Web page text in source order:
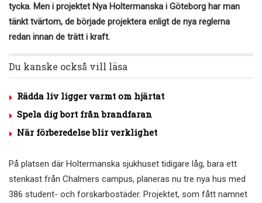
tycka. Men i projektet Nya Holtermanska i Göteborg har man
tänkt tvärtom, de började projektera enligt de nya reglerna
redan innan de trätt i kraft.
Du kanske också vill läsa
Rädda liv ligger varmt om hjärtat
Spela dig bort från brandfaran
När förberedelse blir verklighet
På platsen där Holtermanska sjukhuset tidigare låg, bara ett
stenkast från Chalmers campus, planeras nu tre nya hus med
386 student- och forskarbostäder. Projektet, som fått namnet